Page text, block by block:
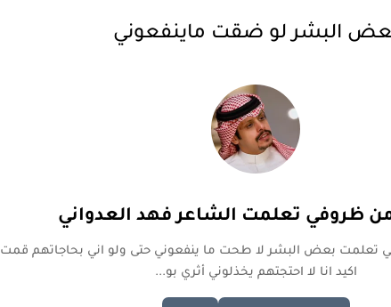
البشر لو ضقت ماينفعوني
ظروفي تعلمت الشاعر فهد العدواني
تعلمت بعض البشر لا طحت ما ينفعوني حتى ولو اني بحاجاتهم قمت
اكيد انا لا احتجتهم يخذلوني أثري بو...